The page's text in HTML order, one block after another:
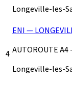
Longeville-les-
4
ENI —
AUTOROUTE A4
Longeville-les-